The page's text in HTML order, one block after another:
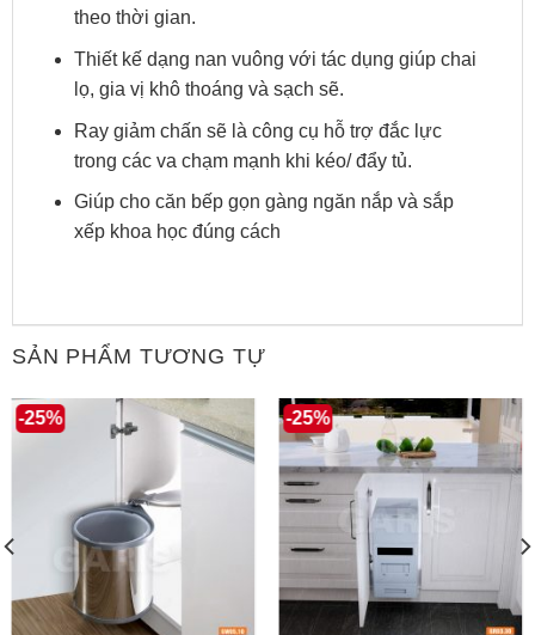
theo thời gian.
Thiết kế dạng nan vuông với tác dụng giúp chai
lọ, gia vị khô thoáng và sạch sẽ.
Ray giảm chấn sẽ là công cụ hỗ trợ đắc lực
trong các va chạm mạnh khi kéo/ đẩy tủ.
Giúp cho căn bếp gọn gàng ngăn nắp và sắp
xếp khoa học đúng cách
SẢN PHẨM TƯƠNG TỰ
-25% -25%